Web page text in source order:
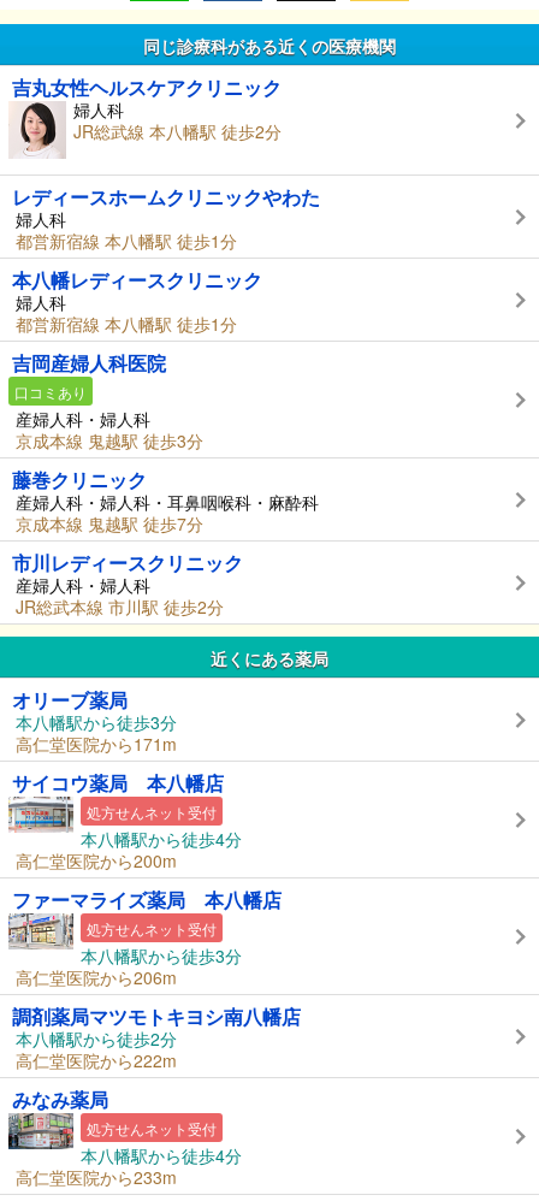
同じ診療科がある近くの医療機関
吉丸女性ヘルスケアクリニック
婦人科
JR総武線 本八幡駅 徒歩2分
レディースホームクリニックやわた
婦人科
都営新宿線 本八幡駅 徒歩1分
本八幡レディースクリニック
婦人科
都営新宿線 本八幡駅 徒歩1分
吉岡産婦人科医院
口コミあり
産婦人科・婦人科
京成本線 鬼越駅 徒歩3分
藤巻クリニック
産婦人科・婦人科・耳鼻咽喉科・麻酔科
京成本線 鬼越駅 徒歩7分
市川レディースクリニック
産婦人科・婦人科
JR総武本線 市川駅 徒歩2分
近くにある薬局
オリーブ薬局
本八幡駅から徒歩3分
高仁堂医院から171m
サイコウ薬局 本八幡店
処方せんネット受付
本八幡駅から徒歩4分
高仁堂医院から200m
ファーマライズ薬局 本八幡店
処方せんネット受付
本八幡駅から徒歩3分
高仁堂医院から206m
調剤薬局マツモトキヨシ南八幡店
本八幡駅から徒歩2分
高仁堂医院から222m
みなみ薬局
処方せんネット受付
本八幡駅から徒歩4分
高仁堂医院から233m